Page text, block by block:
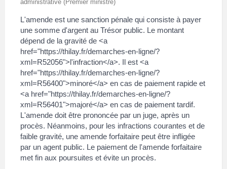
administrative (Premier ministre)
L'amende est une sanction pénale qui consiste à payer
une somme d'argent au Trésor public. Le montant
dépend de la gravité de <a
href="https://thilay.fr/demarches-en-ligne/?
xml=R52056">l'infraction</a>. Il est <a
href="https://thilay.fr/demarches-en-ligne/?
xml=R56400">minoré</a> en cas de paiement rapide et
<a href="https://thilay.fr/demarches-en-ligne/?
xml=R56401">majoré</a> en cas de paiement tardif.
L'amende doit être prononcée par un juge, après un
procès. Néanmoins, pour les infractions courantes et de
faible gravité, une amende forfaitaire peut être infligée
par un agent public. Le paiement de l'amende forfaitaire
met fin aux poursuites et évite un procès.